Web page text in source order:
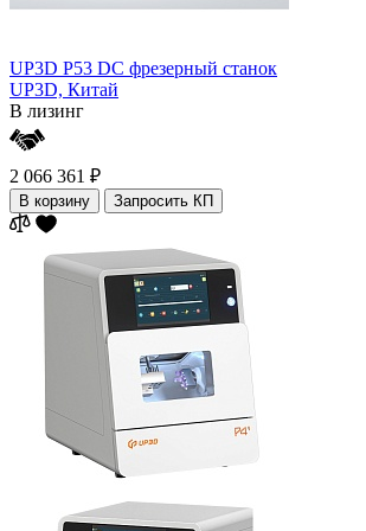
UP3D P53 DC фрезерный станок
UP3D, Китай
В лизинг
2 066 361 ₽
В корзину Запросить КП